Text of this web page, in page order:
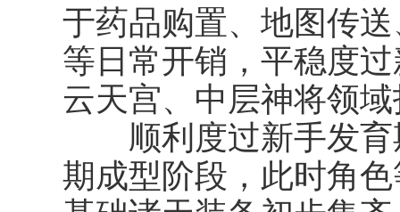
于药品购置、地图传
等日常开销，平稳度
云天宫、中层神将领
顺利度过新手发育
期成型阶段，此时角